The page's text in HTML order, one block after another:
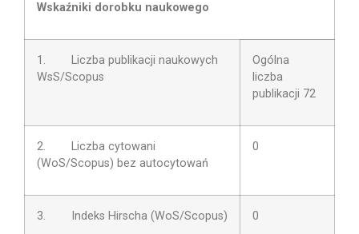
Wskaźniki dorobku naukowego
1. Liczba publikacji naukowych
WsS/Scopus
Ogólna
liczba
publikacji 72
2. Liczba cytowani
(WoS/Scopus) bez autocytowań
0
3. Indeks Hirscha (WoS/Scopus) 0